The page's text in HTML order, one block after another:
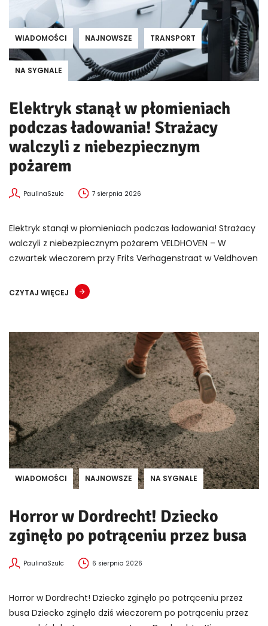
WIADOMOŚCI NAJNOWSZE TRANSPORT
NA SYGNALE
Elektryk stanął w płomieniach
podczas ładowania! Strażacy
walczyli z niebezpiecznym
pożarem
PaulinaSzulc 7 sierpnia 2026
Elektryk stanął w płomieniach podczas ładowania! Strażacy
walczyli z niebezpiecznym pożarem VELDHOVEN – W
czwartek wieczorem przy Frits Verhagenstraat w Veldhoven
CZYTAJ WIĘCEJ
WIADOMOŚCI NAJNOWSZE NA SYGNALE
Horror w Dordrecht! Dziecko
zginęło po potrąceniu przez busa
PaulinaSzulc 6 sierpnia 2026
Horror w Dordrecht! Dziecko zginęło po potrąceniu przez
busa Dziecko zginęło dziś wieczorem po potrąceniu przez